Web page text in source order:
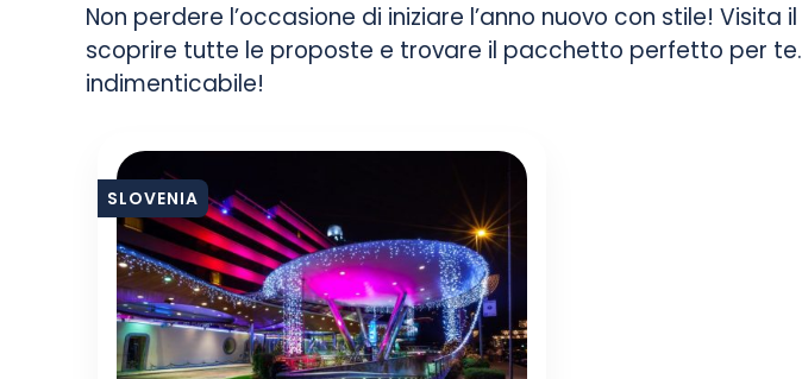
Non perdere l’occasione di iniziare l’anno nuovo con stile!
scoprire tutte le proposte e trovare il pacchetto perfetto per te.
indimenticabile!
SLOVENIA